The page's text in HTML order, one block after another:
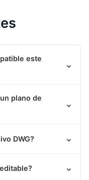
este
⌄
plano de
⌄
DWG? ⌄
⌄